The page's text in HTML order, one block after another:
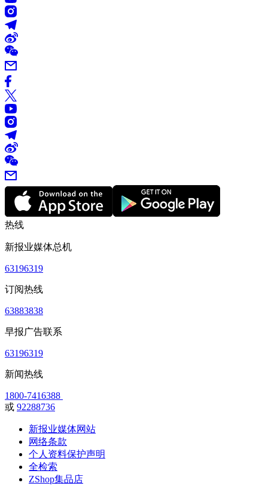
热线
新报业媒体总机
63196319
订阅热线
63883838
早报广告联系
63196319
新闻热线
1800-7416388
或 92288736
新报业媒体网站
网络条款
个人资料保护声明
全检索
ZShop集品店